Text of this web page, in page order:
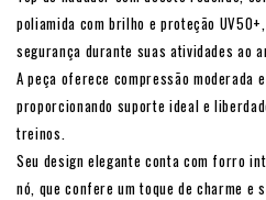
poliamida com brilho e proteção
segurança durante suas atividades ao
A peça oferece compressão moderada
proporcionando suporte ideal e
treinos.
Seu design elegante conta com forro
nó, que confere um toque de charme e